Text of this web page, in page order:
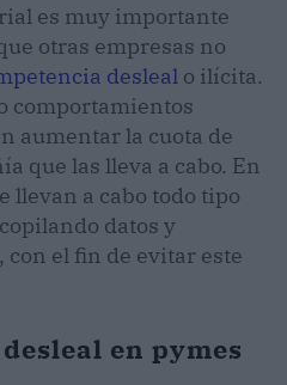
es muy importante
otras empresas no
desleal o ilícita.
comportamientos
aumentar la cuota de
que las lleva a cabo. En
llevan a cabo todo tipo
datos y
el fin de evitar este
en pymes